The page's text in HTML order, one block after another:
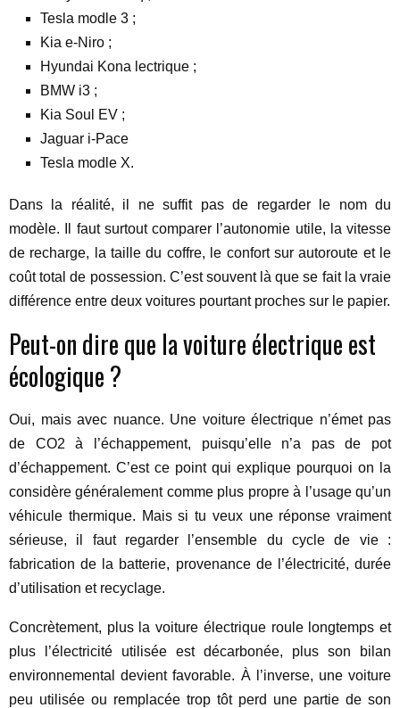
Tesla modle 3 ;
Kia e-Niro ;
Hyundai Kona lectrique ;
BMW i3 ;
Kia Soul EV ;
Jaguar i-Pace
Tesla modle X.
Dans la réalité, il ne suffit pas de regarder le nom du
modèle. Il faut surtout comparer l’autonomie utile, la vitesse
de recharge, la taille du coffre, le confort sur autoroute et le
coût total de possession. C’est souvent là que se fait la vraie
différence entre deux voitures pourtant proches sur le papier.
Peut-on dire que la voiture électrique est
écologique ?
Oui, mais avec nuance. Une voiture électrique n’émet pas
de CO2 à l’échappement, puisqu’elle n’a pas de pot
d’échappement. C’est ce point qui explique pourquoi on la
considère généralement comme plus propre à l’usage qu’un
véhicule thermique. Mais si tu veux une réponse vraiment
sérieuse, il faut regarder l’ensemble du cycle de vie :
fabrication de la batterie, provenance de l’électricité, durée
d’utilisation et recyclage.
Concrètement, plus la voiture électrique roule longtemps et
plus l’électricité utilisée est décarbonée, plus son bilan
environnemental devient favorable. À l’inverse, une voiture
peu utilisée ou remplacée trop tôt perd une partie de son